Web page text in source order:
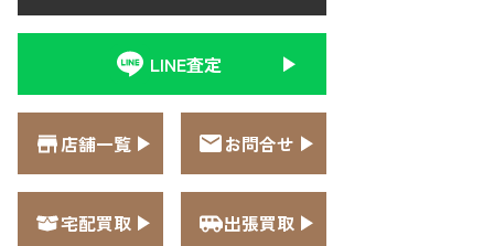
LINE査定
店舗一覧 お問合せ
宅配買取 出張買取